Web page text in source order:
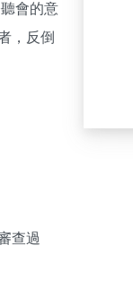
會的意
，反倒
查過